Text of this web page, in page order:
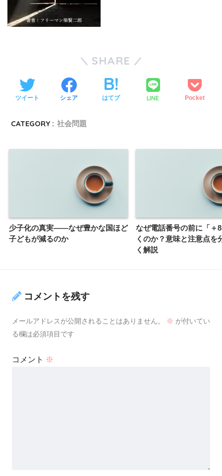
SHARE
ツイート シェア はてブ LINE Pocket
CATEGORY : 社会問題
少子化の真実――なぜ豊かな国ほど
子どもが減るのか
なぜ電話番号の前に「＋
くのか？意味と注意点を
く解説
コメントを残す
メールアドレスが公開されることはありません。 ※ が付いてい
る欄は必須項目です
コメント ※